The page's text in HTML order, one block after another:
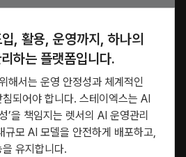
, 활용, 운영까지, 하나의
하는 플랫폼입니다.
해서는 운영 안정성과 체계적인
되어야 합니다. 스테이엑스는 AI
’을 책임지는 렛서의 AI 운영관리
규모 AI 모델을 안전하게 배포하고,
유지합니다.